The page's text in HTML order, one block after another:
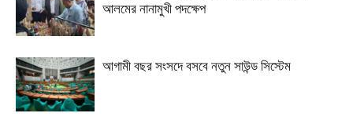
আলমের নানামুখী পদক্ষেপ
আগামী বছর সংসদে বসবে নতুন সাউন্ড সিস্টেম